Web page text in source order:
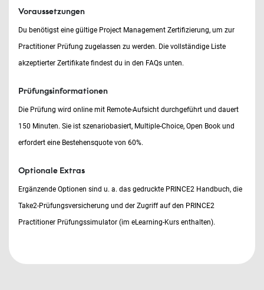
Voraussetzungen
Du benötigst eine gültige Project Management Zertifizierung, um zur
Practitioner Prüfung zugelassen zu werden. Die vollständige Liste
akzeptierter Zertifikate findest du in den FAQs unten.
Prüfungsinformationen
Die Prüfung wird online mit Remote-Aufsicht durchgeführt und dauert
150 Minuten. Sie ist szenariobasiert, Multiple-Choice, Open Book und
erfordert eine Bestehensquote von 60%.
Optionale Extras
Ergänzende Optionen sind u. a. das gedruckte PRINCE2 Handbuch, die
Take2-Prüfungsversicherung und der Zugriff auf den PRINCE2
Practitioner Prüfungssimulator (im eLearning-Kurs enthalten).